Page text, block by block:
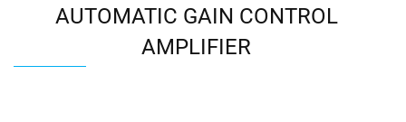
AUTOMATIC GAIN CONTROL
AMPLIFIER